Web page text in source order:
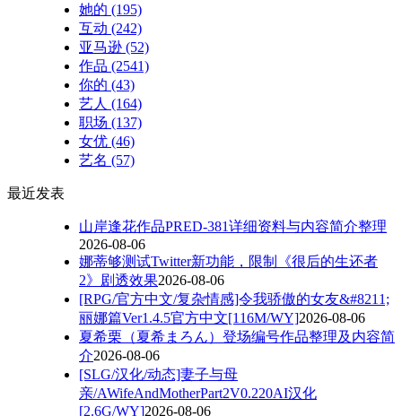
她的 (195)
互动 (242)
亚马逊 (52)
作品 (2541)
你的 (43)
艺人 (164)
职场 (137)
女优 (46)
艺名 (57)
最近发表
山岸逢花作品PRED-381详细资料与内容简介整理
2026-08-06
娜蒂够测试Twitter新功能，限制《很后的生还者
2》剧透效果2026-08-06
[RPG/官方中文/复杂情感]令我骄傲的女友&#8211;
丽娜篇Ver1.4.5官方中文[116M/WY]2026-08-06
夏希栗（夏希まろん）登场编号作品整理及内容简
介2026-08-06
[SLG/汉化/动态]妻子与母
亲/AWifeAndMotherPart2V0.220AI汉化
[2.6G/WY]2026-08-06